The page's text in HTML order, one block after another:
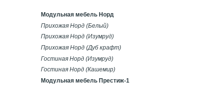
Модульная мебель Норд
Прихожая Норд (Белый)
Прихожая Норд (Изумруд)
Прихожая Норд (Дуб крафт)
Гостиная Норд (Изумруд)
Гостиная Норд (Кашемир)
Модульная мебель Престиж-1